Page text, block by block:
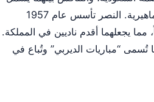
الجغرافيا والتاريخ والجماهيرية. النصر تأسس عام 1957
1957 أيضاً، مما يجعلهما أقدم ناديين في المملكة.
تُسمى “مباريات الديربي” وتُباع في